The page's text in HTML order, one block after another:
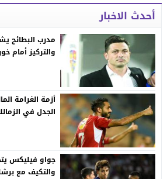
أحدث الاخبار
مدرب البطائح
والتركيز أمام
أزمة الغرامة
الجدل في
جواو فيليكس
والتكيف مع